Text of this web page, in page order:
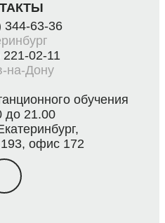
344-63-36
02-11
на-Дону
обучения
до 21.00
офис 172